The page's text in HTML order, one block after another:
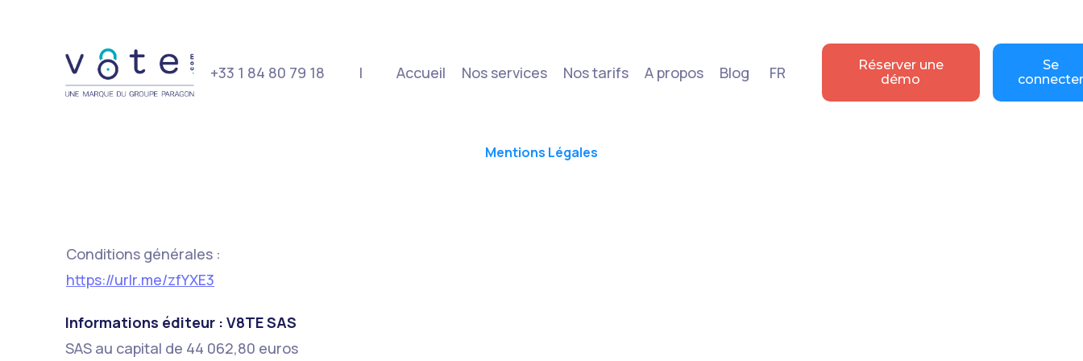
+33 1 84 80 79 18 | Accueil Nos services Nos tarifs A propos Blog FR
Réserver une
démo
Se
connecter
Mentions Légales
Conditions générales :
https://urlr.me/zfYXE3
Informations éditeur : V8TE SAS
SAS au capital de 44 062,80 euros